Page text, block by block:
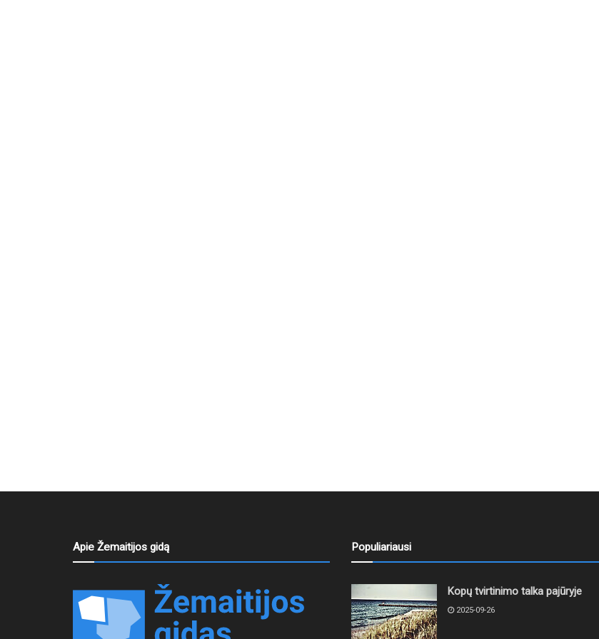
Apie Žemaitijos gidą Populiariausi
Kopų tvirtinimo talka pajūryje
2025-09-26